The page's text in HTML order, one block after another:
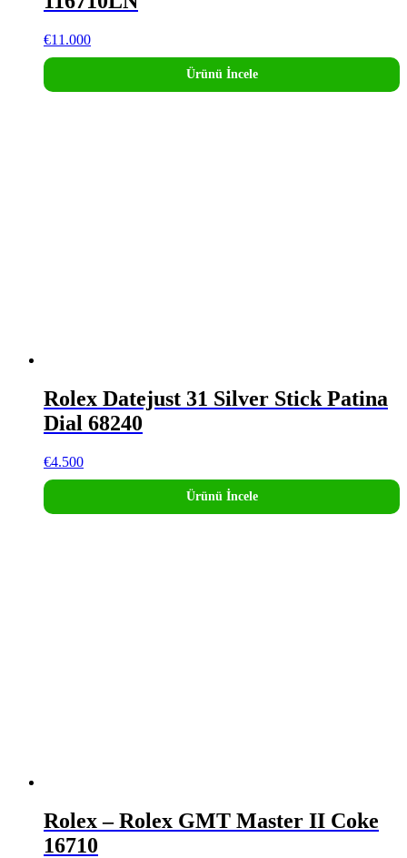
€11.000
Ürünü İncele
Rolex Datejust 31 Silver Stick Patina
Dial 68240
€4.500
Ürünü İncele
Rolex – Rolex GMT Master II Coke
16710